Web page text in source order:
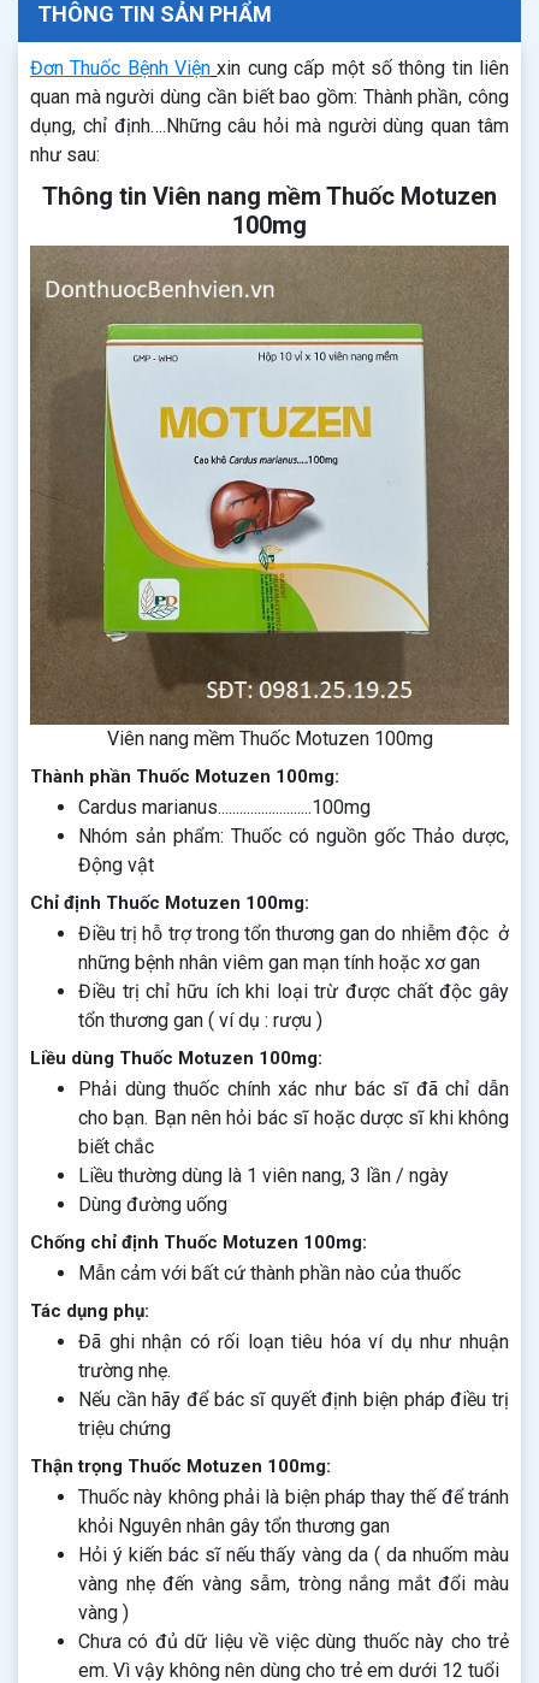
THÔNG TIN SẢN PHẨM
Đơn Thuốc Bệnh Viện xin cung cấp một số thông tin liên
quan mà người dùng cần biết bao gồm: Thành phần, công
dụng, chỉ định….Những câu hỏi mà người dùng quan tâm
như sau:
Thông tin Viên nang mềm Thuốc Motuzen
100mg
Viên nang mềm Thuốc Motuzen 100mg
Thành phần Thuốc Motuzen 100mg:
Cardus marianus..........................100mg
Nhóm sản phẩm: Thuốc có nguồn gốc Thảo dược,
Động vật
Chỉ định Thuốc Motuzen 100mg:
Điều trị hỗ trợ trong tổn thương gan do nhiễm độc ở
những bệnh nhân viêm gan mạn tính hoặc xơ gan
Điều trị chỉ hữu ích khi loại trừ được chất độc gây
tổn thương gan ( ví dụ : rượu )
Liều dùng Thuốc Motuzen 100mg:
Phải dùng thuốc chính xác như bác sĩ đã chỉ dẫn
cho bạn. Bạn nên hỏi bác sĩ hoặc dược sĩ khi không
biết chắc
Liều thường dùng là 1 viên nang, 3 lần / ngày
Dùng đường uống
Chống chỉ định Thuốc Motuzen 100mg:
Mẫn cảm với bất cứ thành phần nào của thuốc
Tác dụng phụ:
Đã ghi nhận có rối loạn tiêu hóa ví dụ như nhuận
trường nhẹ.
Nếu cần hãy để bác sĩ quyết định biện pháp điều trị
triệu chứng
Thận trọng Thuốc Motuzen 100mg:
Thuốc này không phải là biện pháp thay thế để tránh
khỏi Nguyên nhân gây tổn thương gan
Hỏi ý kiến bác sĩ nếu thấy vàng da ( da nhuốm màu
vàng nhẹ đến vàng sẫm, tròng nắng mắt đổi màu
vàng )
Chưa có đủ dữ liệu về việc dùng thuốc này cho trẻ
em. Vì vậy không nên dùng cho trẻ em dưới 12 tuổi